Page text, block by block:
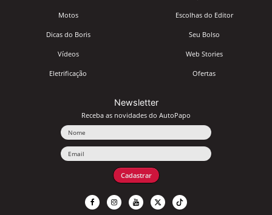
Motos
Dicas do Boris
Vídeos
Eletrificação
Escolhas do Editor
Seu Bolso
Web Stories
Ofertas
Newsletter
Receba as novidades do AutoPapo
Cadastrar